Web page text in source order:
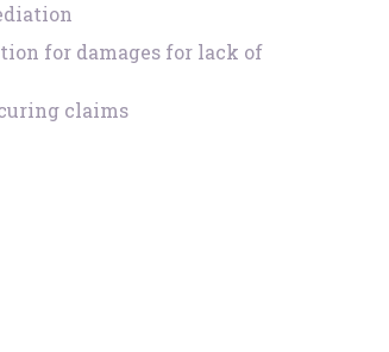
for damages for lack of
claims